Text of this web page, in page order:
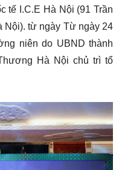
tế I.C.E Hà Nội (91 Trần
từ ngày Từ ngày 24
niên do UBND thành
Hà Nội chủ trì tổ